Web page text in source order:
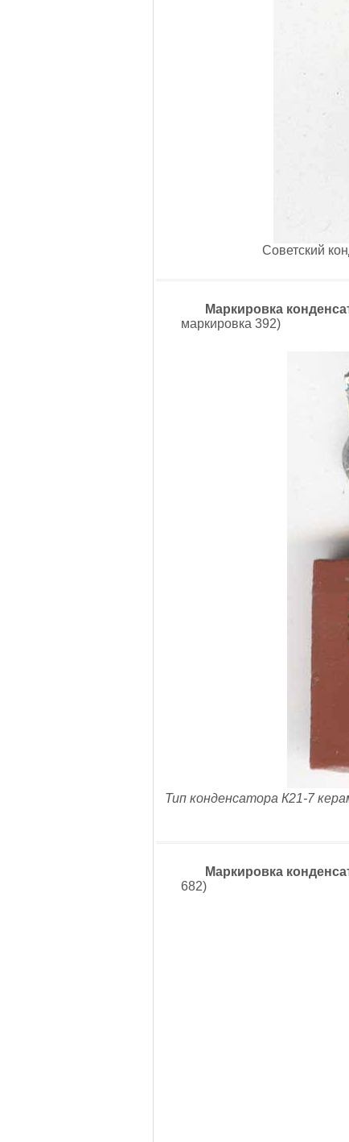
Советский
Маркировка
маркировка 392)
Тип конденсатора К21-7
Маркировка
682)